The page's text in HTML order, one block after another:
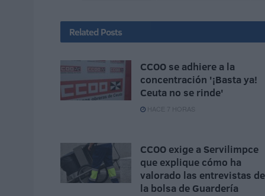
Related Posts
CCOO se adhiere a la
concentración '¡Basta ya!
Ceuta no se rinde'
HACE 7 HORAS
CCOO exige a Servilimpce
que explique cómo ha
valorado las entrevistas de
la bolsa de Guardería